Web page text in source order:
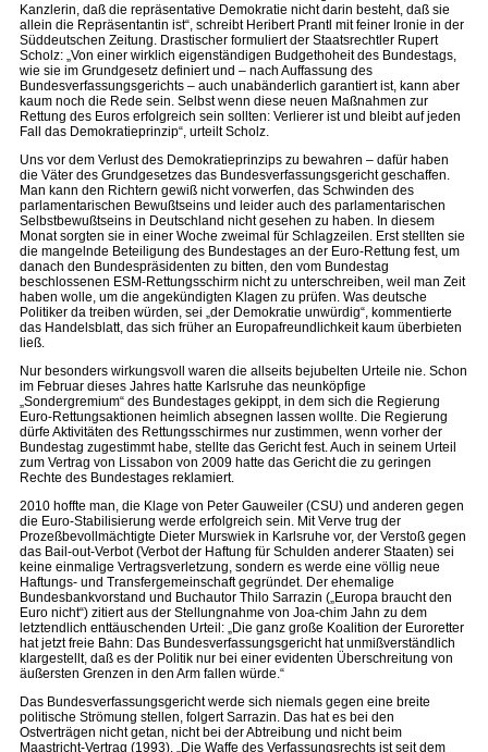
Kanzlerin, daß die repräsentative Demokratie nicht darin besteht, daß sie
allein die Repräsentantin ist“, schreibt Heribert Prantl mit feiner Ironie in der
Süddeutschen Zeitung. Drastischer formuliert der Staatsrechtler Rupert
Scholz: „Von einer wirklich eigenständigen Budgethoheit des Bundestags,
wie sie im Grundgesetz definiert und – nach Auffassung des
Bundesverfassungsgerichts – auch unabänderlich garantiert ist, kann aber
kaum noch die Rede sein. Selbst wenn diese neuen Maßnahmen zur
Rettung des Euros erfolgreich sein sollten: Verlierer ist und bleibt auf jeden
Fall das Demokratieprinzip“, urteilt Scholz.
Uns vor dem Verlust des Demokratieprinzips zu bewahren – dafür haben
die Väter des Grundgesetzes das Bundesverfassungsgericht geschaffen.
Man kann den Richtern gewiß nicht vorwerfen, das Schwinden des
parlamentarischen Bewußtseins und leider auch des parlamentarischen
Selbstbewußtseins in Deutschland nicht gesehen zu haben. In diesem
Monat sorgten sie in einer Woche zweimal für Schlagzeilen. Erst stellten sie
die mangelnde Beteiligung des Bundestages an der Euro-Rettung fest, um
danach den Bundespräsidenten zu bitten, den vom Bundestag
beschlossenen ESM-Rettungsschirm nicht zu unterschreiben, weil man Zeit
haben wolle, um die angekündigten Klagen zu prüfen. Was deutsche
Politiker da treiben würden, sei „der Demokratie unwürdig“, kommentierte
das Handelsblatt, das sich früher an Europafreundlichkeit kaum überbieten
ließ.
Nur besonders wirkungsvoll waren die allseits bejubelten Urteile nie. Schon
im Februar dieses Jahres hatte Karlsruhe das neunköpfige
„Sondergremium“ des Bundestages gekippt, in dem sich die Regierung
Euro-Rettungsaktionen heimlich absegnen lassen wollte. Die Regierung
dürfe Aktivitäten des Rettungsschirmes nur zustimmen, wenn vorher der
Bundestag zugestimmt habe, stellte das Gericht fest. Auch in seinem Urteil
zum Vertrag von Lissabon von 2009 hatte das Gericht die zu geringen
Rechte des Bundestages reklamiert.
2010 hoffte man, die Klage von Peter Gauweiler (CSU) und anderen gegen
die Euro-Stabilisierung werde erfolgreich sein. Mit Verve trug der
Prozeßbevollmächtigte Dieter Murswiek in Karlsruhe vor, der Verstoß gegen
das Bail-out-Verbot (Verbot der Haftung für Schulden anderer Staaten) sei
keine einmalige Vertragsverletzung, sondern es werde eine völlig neue
Haftungs- und Transfergemeinschaft gegründet. Der ehemalige
Bundesbankvorstand und Buchautor Thilo Sarrazin („Europa braucht den
Euro nicht“) zitiert aus der Stellungnahme von Joa-chim Jahn zu dem
letztendlich enttäuschenden Urteil: „Die ganz große Koalition der Euroretter
hat jetzt freie Bahn: Das Bundesverfassungsgericht hat unmißverständlich
klargestellt, daß es der Politik nur bei einer evidenten Überschreitung von
äußersten Grenzen in den Arm fallen würde.“
Das Bundesverfassungsgericht werde sich niemals gegen eine breite
politische Strömung stellen, folgert Sarrazin. Das hat es bei den
Ostverträgen nicht getan, nicht bei der Abtreibung und nicht beim
Maastricht-Vertrag (1993). „Die Waffe des Verfassungsrechts ist seit dem